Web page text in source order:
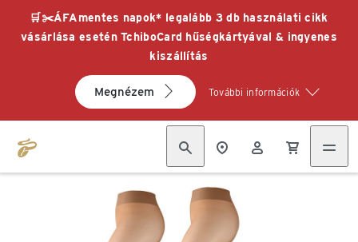
🛒✂️ÁFAmentes napok* legalább 3 db használati cikk
vásárlása esetén TchiboCard hűségkártyával & ingyenes
kiszállítás
Megnézem További információk